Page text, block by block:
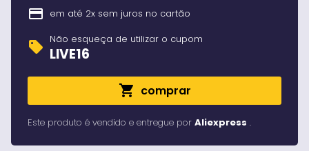
expand_more0%
credit_card em até 2x sem juros no cartão
sell Não esqueça de utilizar o cupom
LIVE16
shopping_cart comprar
Este produto é vendido e entregue por Aliexpress .